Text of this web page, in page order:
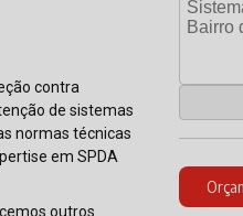
contra
de sistemas
normas técnicas
em SPDA
outros